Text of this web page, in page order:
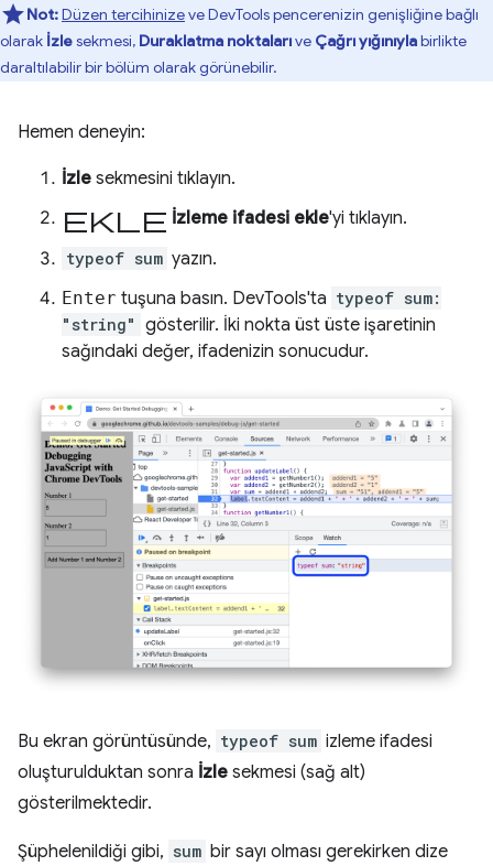
Not:Düzen tercihinizeve DevTools pencerenizin genişliğine bağlı
olarak İzlesekmesi, Duraklatma noktalarıve Çağrı yığınıylabirlikte
daraltılabilir bir bölüm olarak görünebilir.
Hemen deneyin:
İzle sekmesini tıklayın.
Ekle İzleme ifadesi ekle'yi tıklayın.
typeof sum yazın.
Enter tuşuna basın. DevTools'ta typeof sum:
"string" gösterilir. İki nokta üst üste işaretinin
sağındaki değer, ifadenizin sonucudur.
Bu ekran görüntüsünde, typeof sum izleme ifadesi
oluşturulduktan sonra İzle sekmesi (sağ alt)
gösterilmektedir.
Şüphelenildiği gibi, sum bir sayı olması gerekirken dize